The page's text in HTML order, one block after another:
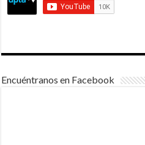
Encuéntranos en Facebook